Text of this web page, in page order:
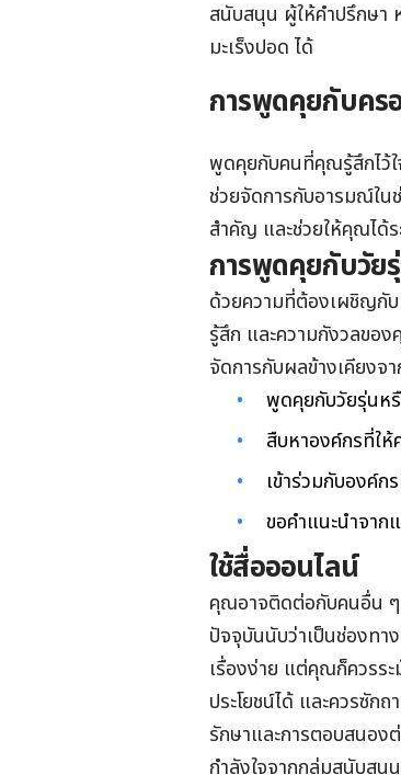
สนับสนุน ผู้ให้คำปรึกษา
มะเร็งปอด ได้
การพูดคุยกับคร
พูดคุยกับคนที่คุณรู้สึกไว้
ช่วยจัดการกับอารมณ์ใน
สำคัญ และช่วยให้คุณได้
การพูดคุยกับวัย
ด้วยความที่ต้องเผชิญกับ
รู้สึก และความกังวลขอ
จัดการกับผลข้างเคียง
พูดคุยกับวัยรุ่นห
สืบหาองค์กรที่ให้
เข้าร่วมกับองค์ก
ขอคำแนะนำจา
ใช้สื่อออนไลน์
คุณอาจติดต่อกับคนอื่น ๆ
ปัจจุบันนับว่าเป็นช่องทา
เรื่องง่าย แต่คุณก็ควรระ
ประโยชน์ได้ และควรซั
รักษาและการตอบสนอง
กำลังใจจากกลุ่มสนับสนุ